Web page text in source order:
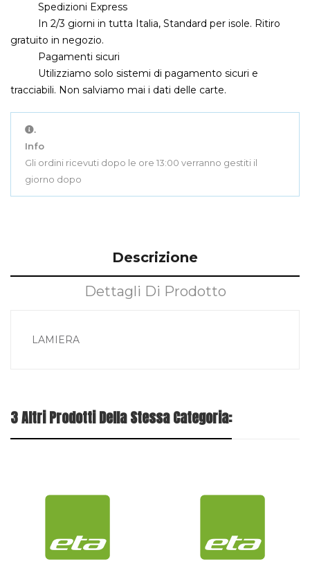
Spedizioni Express
In 2/3 giorni in tutta Italia, Standard per isole. Ritiro
gratuito in negozio.
Pagamenti sicuri
Utilizziamo solo sistemi di pagamento sicuri e
tracciabili. Non salviamo mai i dati delle carte.
.
Info
Gli ordini ricevuti dopo le ore 13:00 verranno gestiti il
giorno dopo
Descrizione
Dettagli Di Prodotto
LAMIERA
3 Altri Prodotti Della Stessa Categoria: